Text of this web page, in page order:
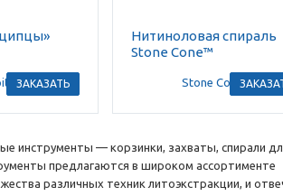
ЗАКАЗАТЬ
Нитиноловая спираль
Stone Cone™
инструменты — корзинки, захваты, спирали
предлагаются в широком ассортименте
различных техник литоэкстракции, и